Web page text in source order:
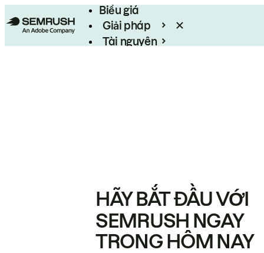
Biểu giá
Giải pháp
Tài nguyên
HÃY BẮT ĐẦU VỚI
SEMRUSH NGAY
TRONG HÔM NAY